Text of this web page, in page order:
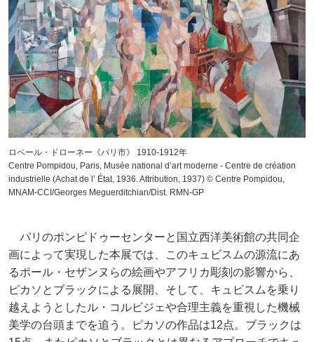
ロベール・ドローネー《パリ市》 1910-1912年
Centre Pompidou, Paris, Musée national d’art moderne - Centre de création
industrielle (Achat de l’ État, 1936. Attribution, 1937) © Centre Pompidou,
MNAM-CCI/Georges Meguerditchian/Dist. RMN-GP
パリのポンピドゥーセンターと国立西洋美術館の共同企
画によって実現した本展では、このキュビスムの源流にあ
るポール・セザンヌらの絵画やアフリカ彫刻の影響から、
ピカソとブラックによる展開、そして、キュビスムを乗り
越えようとしたル・コルビジェや合理主義を重視した機械
美学の台頭までを追う。ピカソの作品は12点。ブラックは